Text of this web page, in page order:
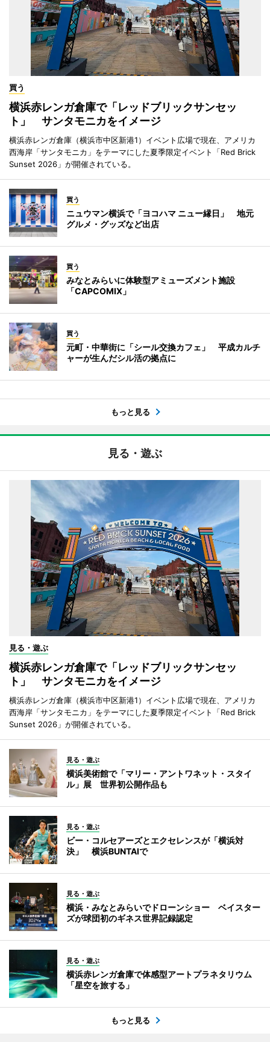
買う
横浜赤レンガ倉庫で「レッドブリックサンセッ
ト」 サンタモニカをイメージ
横浜赤レンガ倉庫（横浜市中区新港1）イベント広場で現在、アメリカ
西海岸「サンタモニカ」をテーマにした夏季限定イベント「Red Brick
Sunset 2026」が開催されている。
買う
ニュウマン横浜で「ヨコハマ ニュー縁日」 地元
グルメ・グッズなど出店
買う
みなとみらいに体験型アミューズメント施設
「CAPCOMIX」
買う
元町・中華街に「シール交換カフェ」 平成カルチ
ャーが生んだシル活の拠点に
もっと見る
見る・遊ぶ
見る・遊ぶ
横浜赤レンガ倉庫で「レッドブリックサンセッ
ト」 サンタモニカをイメージ
横浜赤レンガ倉庫（横浜市中区新港1）イベント広場で現在、アメリカ
西海岸「サンタモニカ」をテーマにした夏季限定イベント「Red Brick
Sunset 2026」が開催されている。
見る・遊ぶ
横浜美術館で「マリー・アントワネット・スタイ
ル」展 世界初公開作品も
見る・遊ぶ
ビー・コルセアーズとエクセレンスが「横浜対
決」 横浜BUNTAIで
見る・遊ぶ
横浜・みなとみらいでドローンショー ベイスター
ズが球団初のギネス世界記録認定
見る・遊ぶ
横浜赤レンガ倉庫で体感型アートプラネタリウム
「星空を旅する」
もっと見る